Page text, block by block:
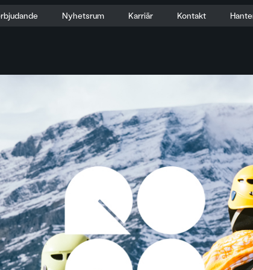
Nyhetsrum Karriär Kontakt